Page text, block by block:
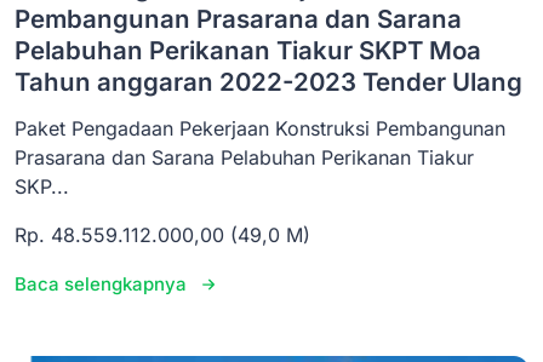
Pembangunan Prasarana dan Sarana
Pelabuhan Perikanan Tiakur SKPT Moa
Tahun anggaran 2022-2023 Tender Ulang
Paket Pengadaan Pekerjaan Konstruksi Pembangunan
Prasarana dan Sarana Pelabuhan Perikanan Tiakur
SKP...
Rp. 48.559.112.000,00 (49,0 M)
Baca selengkapnya